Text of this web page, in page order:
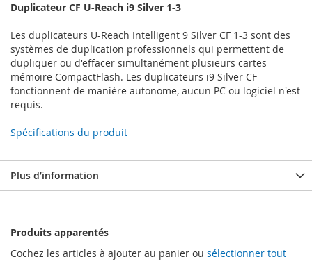
Duplicateur CF U-Reach i9 Silver 1-3
Les duplicateurs U-Reach Intelligent 9 Silver CF 1-3 sont des
systèmes de duplication professionnels qui permettent de
dupliquer ou d'effacer simultanément plusieurs cartes
mémoire CompactFlash. Les duplicateurs i9 Silver CF
fonctionnent de manière autonome, aucun PC ou logiciel n'est
requis.
Spécifications du produit
Plus d’information
Produits apparentés
Cochez les articles à ajouter au panier ou sélectionner tout